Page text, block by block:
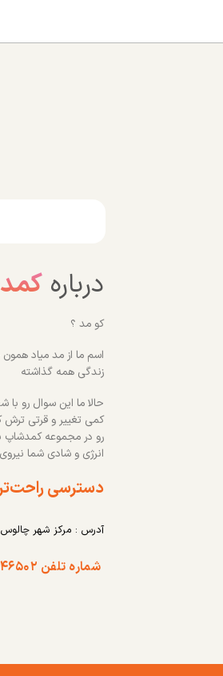
درباره
کو مد ؟
اسم ما از مد میاد
زندگی همه گذاشته
حالا ما این سوال رو با
کمی تغییر و قرتی ترش
رو در مجموعه کمدشاپ
انرژی و شادی شما
دسترسی
آدرس : مرکز شهر چالوس
شماره تلفن ۰۱۱۵۲۲۴۶۵۰۲